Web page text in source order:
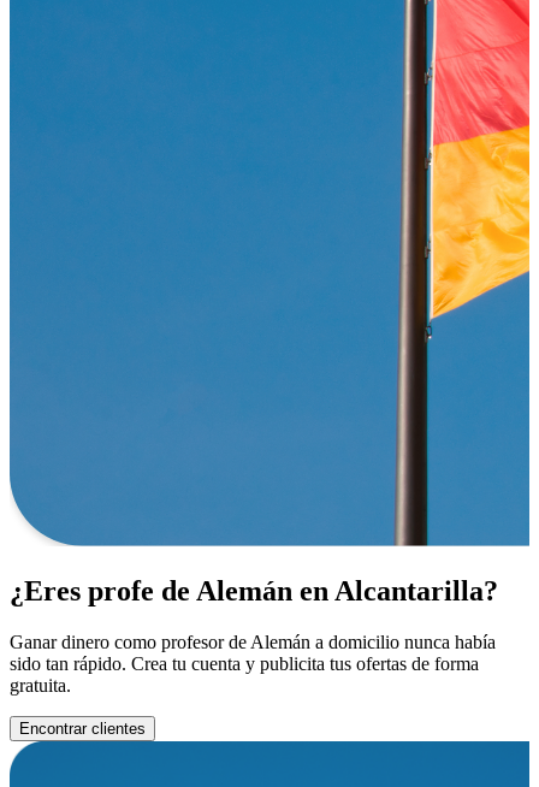
¿Eres profe de Alemán en Alcantarilla?
Ganar dinero como profesor de Alemán a domicilio nunca había
sido tan rápido. Crea tu cuenta y publicita tus ofertas de forma
gratuita.
Encontrar clientes